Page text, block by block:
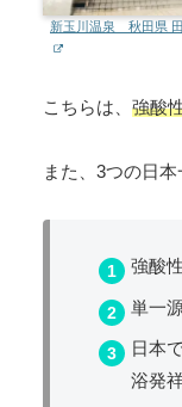
新玉川温泉 秋田県
こちらは、 強酸
また、3つの日本
強酸
単一
日本
浴発